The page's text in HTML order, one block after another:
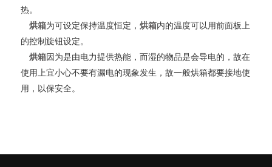
热。
烘箱为可设定保持温度恒定，烘箱内的温度可以用前面板上
的控制旋钮设定。
烘箱因为是由电力提供热能，而湿的物品是会导电的，故在
使用上宜小心不要有漏电的现象发生，故一般烘箱都要接地使
用，以保安全。